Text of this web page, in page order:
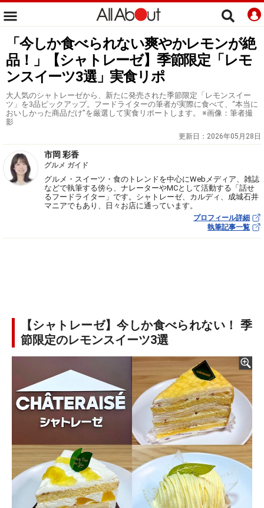
「今しか食べられない爽やかレモンが絶
品！」【シャトレーゼ】季節限定「レモ
ンスイーツ3選」実食リポ
大人気のシャトレーゼから、新たに発売された季節限定「レモンスイー
ツ」を3品ピックアップ。フードライターの筆者が実際に食べて、“本当に
おいしかった商品だけ”を厳選して実食リポートします。 ※画像：筆者撮
影
更新日： 2026年05月28日
市岡 彩香
グルメ ガイド
グルメ・スイーツ・食のトレンドを中心にWebメディア、雑誌
などで執筆する傍ら、ナレーターやMCとして活動する「話せ
るフードライター」です。シャトレーゼ、カルディ、成城石井
マニアでもあり、日々お店に通っています。
プロフィール詳細
執筆記事一覧
【シャトレーゼ】今しか食べられない！ 季
節限定のレモンスイーツ3選